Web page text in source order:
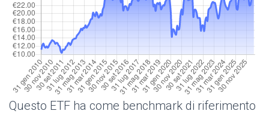
Questo ETF ha come benchmark di riferimento